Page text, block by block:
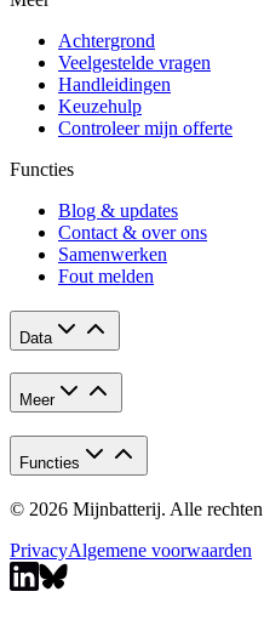
Achtergrond
Veelgestelde vragen
Handleidingen
Keuzehulp
Controleer mijn offerte
Functies
Blog & updates
Contact & over ons
Samenwerken
Fout melden
Data
Meer
Functies
© 2026 Mijnbatterij. Alle
PrivacyAlgemene voorwaarden